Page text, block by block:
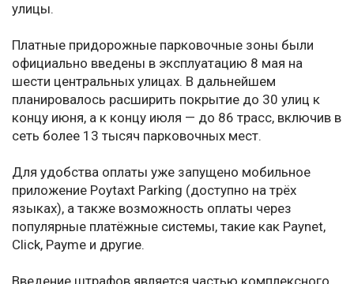
улицы.
Платные придорожные парковочные зоны были
официально введены в эксплуатацию 8 мая на
шести центральных улицах. В дальнейшем
планировалось расширить покрытие до 30 улиц к
концу июня, а к концу июля — до 86 трасс, включив в
сеть более 13 тысяч парковочных мест.
Для удобства оплаты уже запущено мобильное
приложение Poytaxt Parking (доступно на трёх
языках), а также возможность оплаты через
популярные платёжные системы, такие как Paynet,
Click, Payme и другие.